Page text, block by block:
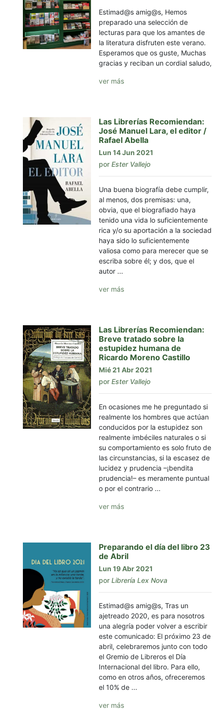
Estimad@s amig@s, Hemos
preparado una selección de
lecturas para que los amantes de
la literatura disfruten este verano.
Esperamos que os guste, Muchas
gracias y reciban un cordial saludo,
ver más
Las Librerías Recomiendan:
José Manuel Lara, el editor /
Rafael Abella
Lun 14 Jun 2021
por Ester Vallejo
Una buena biografía debe cumplir,
al menos, dos premisas: una,
obvia, que el biografiado haya
tenido una vida lo suficientemente
rica y/o su aportación a la sociedad
haya sido lo suficientemente
valiosa como para merecer que se
escriba sobre él; y dos, que el
autor ...
ver más
Las Librerías Recomiendan:
Breve tratado sobre la
estupidez humana de
Ricardo Moreno Castillo
Mié 21 Abr 2021
por Ester Vallejo
En ocasiones me he preguntado si
realmente los hombres que actúan
conducidos por la estupidez son
realmente imbéciles naturales o si
su comportamiento es solo fruto de
las circunstancias, si la escasez de
lucidez y prudencia –¡bendita
prudencia!– es meramente puntual
o por el contrario ...
ver más
Preparando el día del libro 23
de Abril
Lun 19 Abr 2021
por Librería Lex Nova
Estimad@s amig@s, Tras un
ajetreado 2020, es para nosotros
una alegría poder volver a escribir
este comunicado: El próximo 23 de
abril, celebraremos junto con todo
el Gremio de Libreros el Día
Internacional del libro. Para ello,
como en otros años, ofreceremos
el 10% de ...
ver más